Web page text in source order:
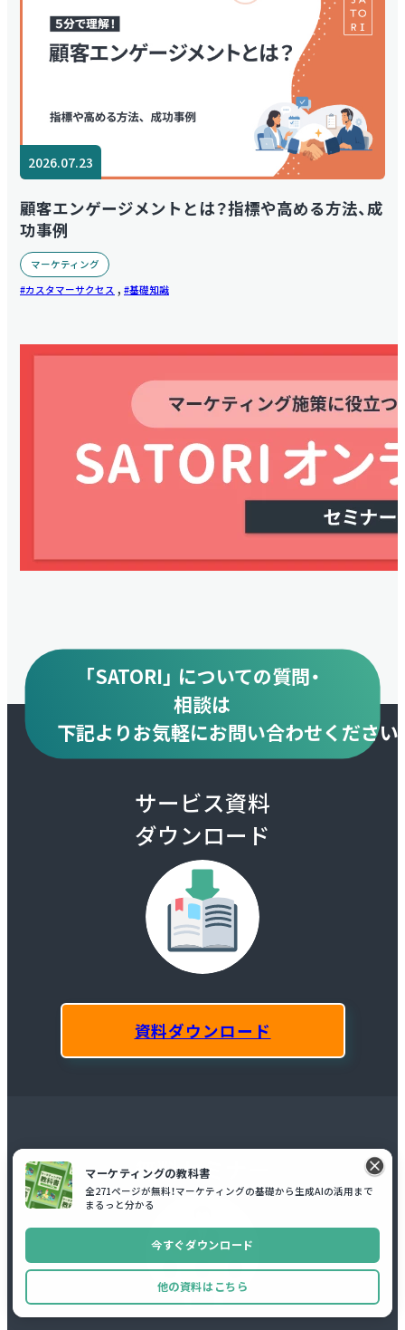
2026.07.23
顧客エンゲージメントとは？指標や高める方法、成
功事例
マーケティング
カスタマーサクセス , 基礎知識
「SATORI」 についての質問・
相談は
下記よりお気軽にお問い合わせください
サービス資料
ダウンロード
資料ダウンロード
無料セミナー
マーケティングの教科書
全271ページが無料！マーケティングの基礎から生成AIの活用まで
まるっと分かる
今すぐダウンロード
他の資料はこちら